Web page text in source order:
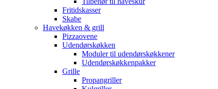
Fritidskasser
Skabe
Havekøkken & grill
Pizzaovene
Udendørskøkken
Moduler til udendørskøkkener
Udendørskøkkenpakker
Grille
Propangriller